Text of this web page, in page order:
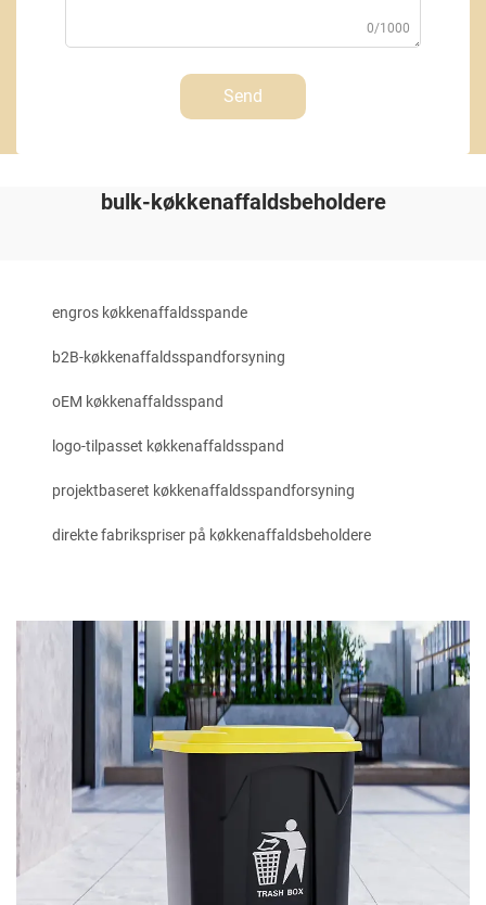
0/1000
Send
bulk-køkkenaffaldsbeholdere
engros køkkenaffaldsspande
b2B-køkkenaffaldsspandforsyning
oEM køkkenaffaldsspand
logo-tilpasset køkkenaffaldsspand
projektbaseret køkkenaffaldsspandforsyning
direkte fabrikspriser på køkkenaffaldsbeholdere